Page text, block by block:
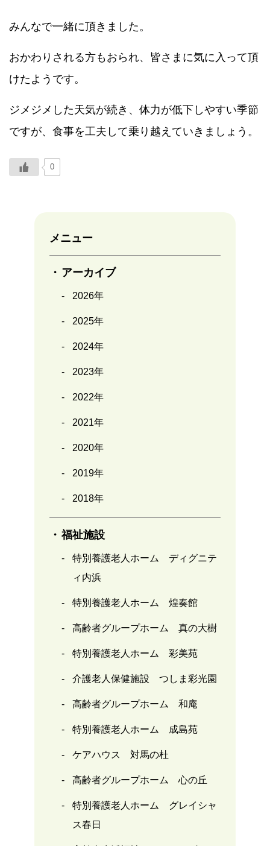
メニュー
アーカイブ
2026年
2025年
2024年
2023年
2022年
2021年
2020年
2019年
2018年
福祉施設
特別養護老人ホーム ディグニテ
ィ内浜
特別養護老人ホーム 煌奏館
高齢者グループホーム 真の大樹
特別養護老人ホーム 彩美苑
介護老人保健施設 つしま彩光園
高齢者グループホーム 和庵
特別養護老人ホーム 成島苑
ケアハウス 対馬の杜
高齢者グループホーム 心の丘
特別養護老人ホーム グレイシャ
ス春日
みんなで一緒に頂きました。
おかわりされる方もおられ、皆さまに気に入って頂
けたようです。
ジメジメした天気が続き、体力が低下しやすい季節
ですが、食事を工夫して乗り越えていきましょう。
0